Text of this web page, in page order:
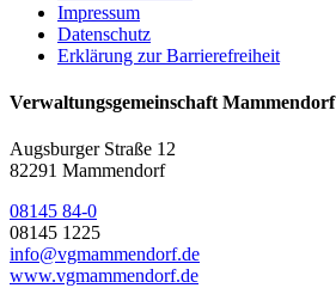
Impressum
Datenschutz
Erklärung zur Barrierefreiheit
Verwaltungsgemeinschaft Mammendorf
Augsburger Straße 12
82291 Mammendorf
08145 84-0
08145 1225
info@vgmammendorf.de
www.vgmammendorf.de